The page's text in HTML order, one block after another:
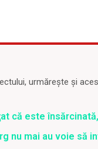
urmărește și
că este
nu mai au voie să